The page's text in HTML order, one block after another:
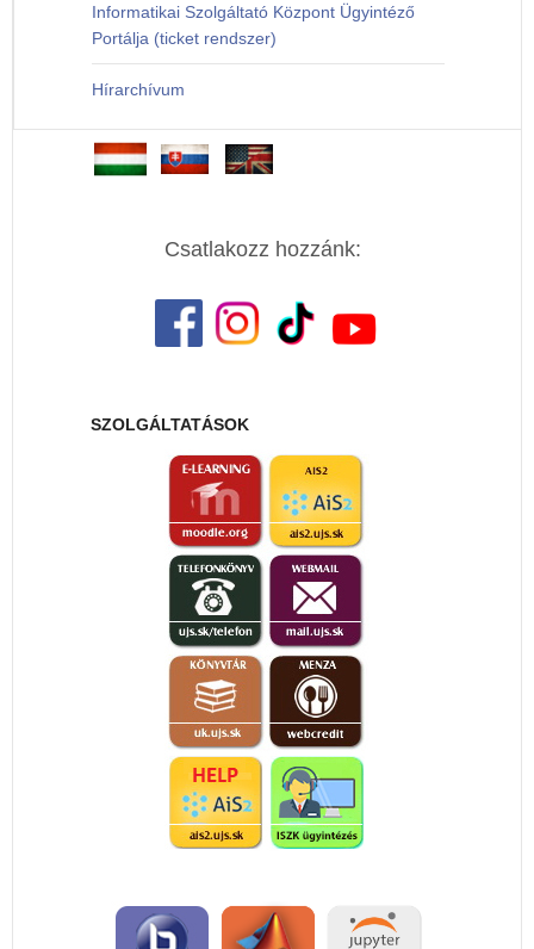
Informatikai Szolgáltató Központ Ügyintéző
Portálja (ticket rendszer)
Hírarchívum
Csatlakozz hozzánk:
SZOLGÁLTATÁSOK